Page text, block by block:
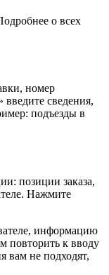
о всех
номер
сведения,
подъезды в
позиции заказа,
Нажмите
информацию
повторить к вводу
вам не подходят,